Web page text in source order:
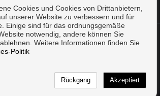
2026. Alle Rechte vorbehalten.
Inmoenter
Cookies und Cookies von Drittanbietern,
unserer Website zu verbessern und für
Einige sind für das ordnungsgemäße
notwendig, andere können Sie
Weitere Informationen finden Sie
Politik